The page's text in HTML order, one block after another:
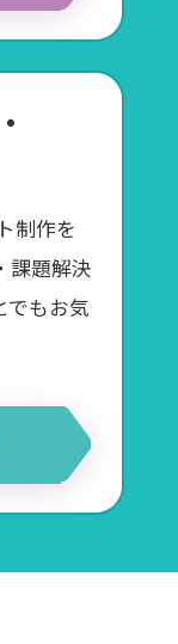
制作を
課題解決
でもお気